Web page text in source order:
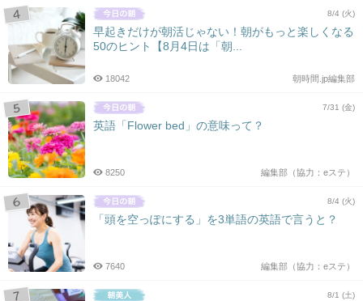
8/4 (火)
早起きだけが朝活じゃない！朝がもっと楽しくなる
50のヒント【8月4日は「朝...
朝時間.jp編集部
18042
7/31 (金)
英語「Flower bed」の意味って？
編集部（協力：eステ）
8250
8/4 (火)
「頭を空っぽにする」を3単語の英語で言うと？
編集部（協力：eステ）
7640
8/1 (土)